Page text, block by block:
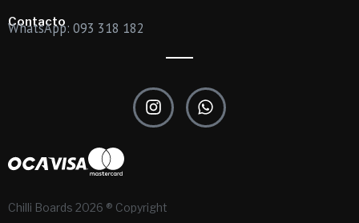
Contacto
WhatsApp: 093 318 182
Chilli Boards 2026 ® Copyright
I
n
s
a
W
h
a